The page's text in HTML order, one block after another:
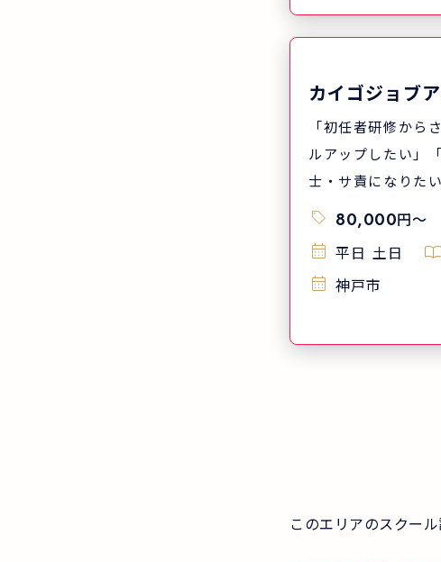
護福祉士を目指し
講しています。
績
カイゴジョブ
「初任者研修から
ルアップしたい」
士・サ責になりた
未経験・無資格だ
界で働きたい」 という方は介
護福祉士実務者研
めです。 受講料やテキスト代
職デビューキャ
80,000円〜
平日 土日
神戸市
このエリアのスクー